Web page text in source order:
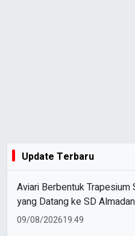
Update Terbaru
Aviari Berbentuk Trapesium
yang Datang ke SD
09/08/202619:49